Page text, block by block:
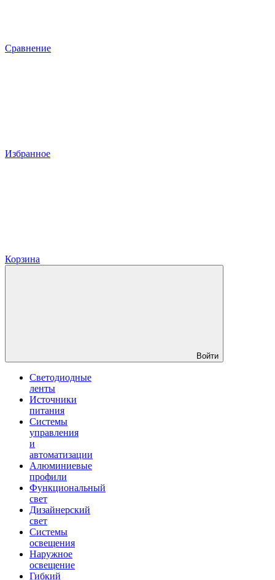
Сравнение
Избранное
Корзина
Войти
Светодиодные
ленты
Источники
питания
Системы
управления
и
автоматизации
Алюминиевые
профили
Функциональный
свет
Дизайнерский
свет
Системы
освещения
Наружное
освещение
Гибкий